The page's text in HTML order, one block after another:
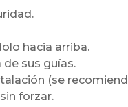
hacia arriba.
sus guías.
(se
forzar.